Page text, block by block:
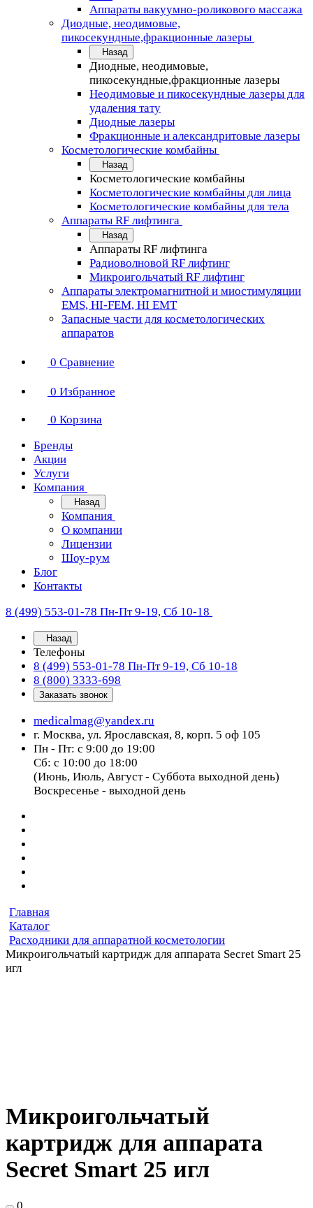
Аппараты вакуумно-роликового массажа
Диодные, неодимовые,
пикосекундные,фракционные лазеры
Назад
Диодные, неодимовые,
пикосекундные,фракционные лазеры
Неодимовые и пикосекундные лазеры для
удаления тату
Диодные лазеры
Фракционные и александритовые лазеры
Косметологические комбайны
Назад
Косметологические комбайны
Косметологические комбайны для лица
Косметологические комбайны для тела
Аппараты RF лифтинга
Назад
Аппараты RF лифтинга
Радиоволновой RF лифтинг
Микроигольчатый RF лифтинг
Аппараты электромагнитной и миостимуляции
EMS, HI-FEM, HI EMT
Запасные части для косметологических
аппаратов
0 Сравнение
0 Избранное
0 Корзина
Бренды
Акции
Услуги
Компания
Назад
Компания
О компании
Лицензии
Шоу-рум
Блог
Контакты
8 (499) 553-01-78 Пн-Пт 9-19, Сб 10-18
Назад
Телефоны
8 (499) 553-01-78 Пн-Пт 9-19, Сб 10-18
8 (800) 3333-698
Заказать звонок
medicalmag@yandex.ru
г. Москва, ул. Ярославская, 8, корп. 5 оф 105
Пн - Пт: с 9:00 до 19:00
Сб: с 10:00 до 18:00
(Июнь, Июль, Август - Суббота выходной день)
Воскресенье - выходной день
Главная
Каталог
Расходники для аппаратной косметологии
Микроигольчатый картридж для аппарата Secret Smart 25
игл
Микроигольчатый
картридж для аппарата
Secret Smart 25 игл
0